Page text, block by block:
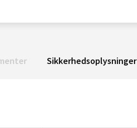
Sikkerhedsoplysninger